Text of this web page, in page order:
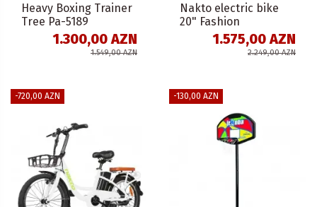
Heavy Boxing Trainer
Tree Pa-5189
1.300,00 AZN
1.549,00 AZN
Nakto electric bike
20" Fashion
1.575,00 AZN
2.249,00 AZN
-720,00 AZN -130,00 AZN